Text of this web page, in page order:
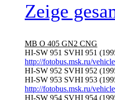
Zeige
MB O 405 GN2 CNG
HI-SW 951 SVHI 951
http://fotobus.msk.ru/
HI-SW 952 SVHI 952
HI-SW 953 SVHI 953
http://fotobus.msk.ru/
HI-SW 954 SVHI 954